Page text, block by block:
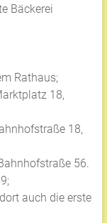
Bäckerei
Rathaus;
18,
18,
56.
auch die erste